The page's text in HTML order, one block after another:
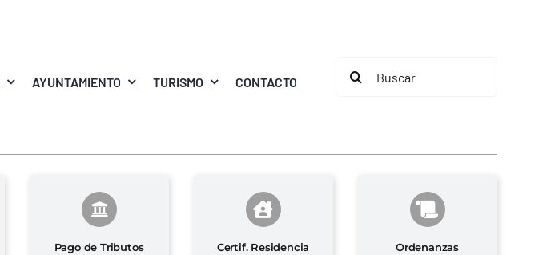
AYUNTAMIENTO TURISMO CONTACTO
Buscar:
Pago de Tributos Certif. Residencia Ordenanzas